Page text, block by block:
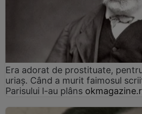
Era adorat de prostituate,
uriaș. Când a murit faimosul
Parisului l-au plâns